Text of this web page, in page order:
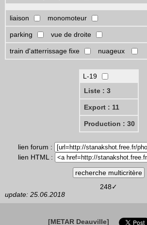
liaison monomoteur
parking vue de droite
train d'atterrissage fixe nuageux
L-19
Liste : 3
Export : 11
Production : 30
lien forum :
lien HTML :
248✓
update: 25.06.2018
[METAR Deauville]